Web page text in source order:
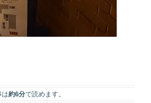
は約6分で読めます。